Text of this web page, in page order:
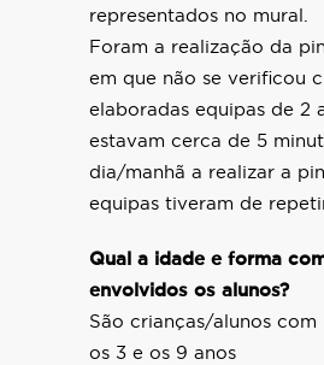
representados no mural.
Foram a realização da
em que não se verificou
elaboradas equipas de 2
estavam cerca de 5
dia/manhã a realizar a
equipas tiveram de
Qual a idade e forma
envolvidos os alunos?
São crianças/alunos com
os 3 e os 9 anos